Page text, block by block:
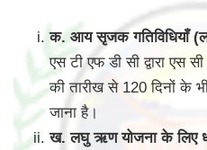
क. आय सृजक गतिविधियाँ
एस टी एफ डी सी द्वारा एस
की तारीख से 120 दिनों के
जाना है।
ख. लघु ऋण योजना के लिए